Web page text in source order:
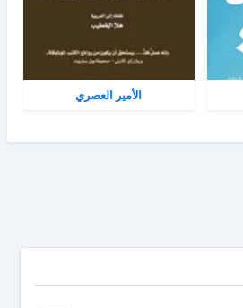
الأمير العصري